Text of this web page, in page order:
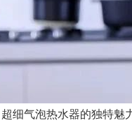
细气泡热水器的独特